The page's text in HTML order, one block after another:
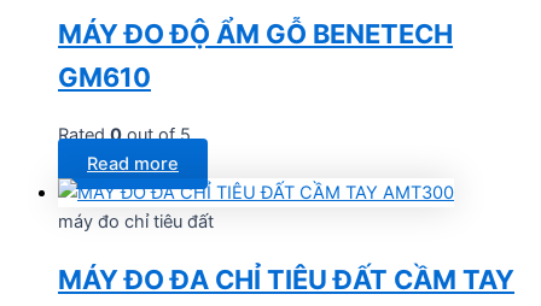
MÁY ĐO ĐỘ ẨM GỖ BENETECH
GM610
Rated0out of 5
Read more
máy đo chỉ tiêu đất
MÁY ĐO ĐA CHỈ TIÊU ĐẤT CẦM TAY